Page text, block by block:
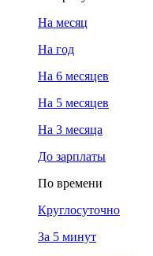
На месяц
На год
На 6 месяцев
На 5 месяцев
На 3 месяца
До зарплаты
По времени
Круглосуточно
За 5 минут